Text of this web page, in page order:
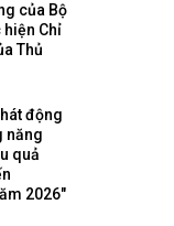
của Bộ
hiện Chỉ
Thủ
động
năng
quả
2026"